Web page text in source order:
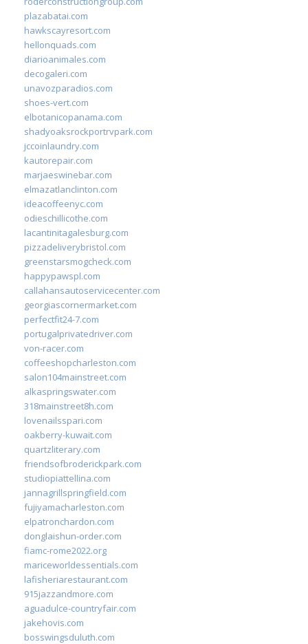
plazabatai.com
hawkscayresort.com
hellonquads.com
diarioanimales.com
decogaleri.com
unavozparadios.com
shoes-vert.com
elbotanicopanama.com
shadyoaksrockportrvpark.com
jccoinlaundry.com
kautorepair.com
marjaeswinebar.com
elmazatlanclinton.com
ideacoffeenyc.com
odieschillicothe.com
lacantinitagalesburg.com
pizzadeliverybristol.com
greenstarsmogcheck.com
happypawspl.com
callahansautoservicecenter.com
georgiascornermarket.com
perfectfit24-7.com
portugalprivatedriver.com
von-racer.com
coffeeshopcharleston.com
salon104mainstreet.com
alkaspringswater.com
318mainstreet8h.com
lovenailsspari.com
oakberry-kuwait.com
quartzliterary.com
friendsofbroderickpark.com
studiopiattellina.com
jannagrillspringfield.com
fujiyamacharleston.com
elpatronchardon.com
donglaishun-order.com
fiamc-rome2022.org
mariceworldessentials.com
lafisheriarestaurant.com
915jazzandmore.com
aguadulce-countryfair.com
jakehovis.com
bosswingsduluth.com